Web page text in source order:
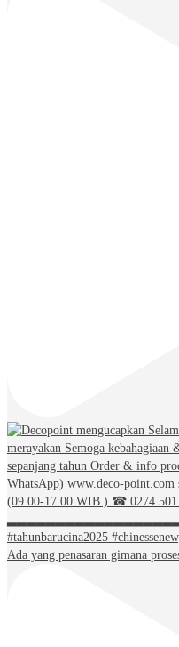
Ada yang penasaran gimana